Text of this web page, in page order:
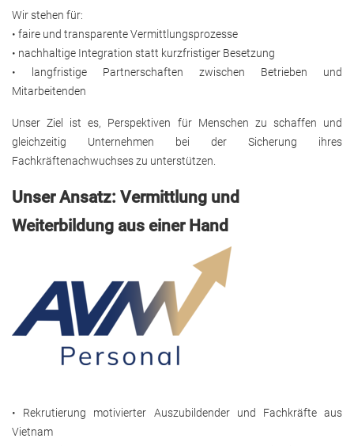
Wir stehen für:
• faire und transparente Vermittlungsprozesse
• nachhaltige Integration statt kurzfristiger Besetzung
• langfristige Partnerschaften zwischen Betrieben und
Mitarbeitenden
Unser Ziel ist es, Perspektiven für Menschen zu schaffen und
gleichzeitig Unternehmen bei der Sicherung ihres
Fachkräftenachwuchses zu unterstützen.
Unser Ansatz: Vermittlung und
Weiterbildung aus einer Hand
• Rekrutierung motivierter Auszubildender und Fachkräfte aus
Vietnam